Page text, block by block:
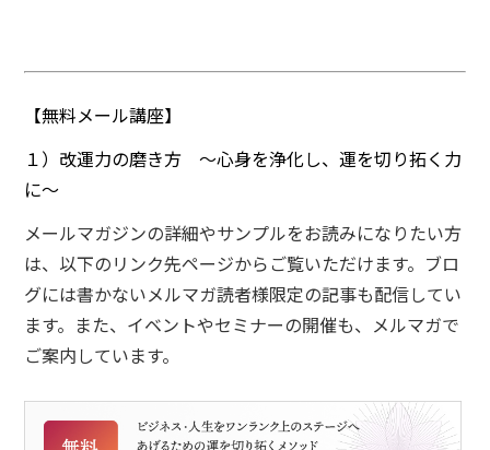
【無料メール講座】
１）改運力の磨き方 ～心身を浄化し、運を切り拓く力
に～
メールマガジンの詳細やサンプルをお読みになりたい方
は、以下のリンク先ページからご覧いただけます。ブロ
グには書かないメルマガ読者様限定の記事も配信してい
ます。また、イベントやセミナーの開催も、メルマガで
ご案内しています。